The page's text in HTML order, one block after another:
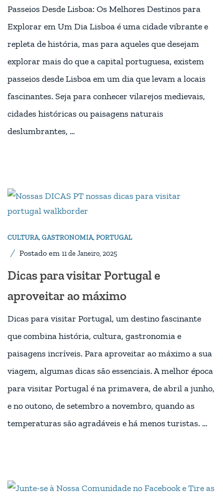
Passeios Desde Lisboa: Os Melhores Destinos para
Explorar em Um Dia Lisboa é uma cidade vibrante e
repleta de história, mas para aqueles que desejam
explorar mais do que a capital portuguesa, existem
passeios desde Lisboa em um dia que levam a locais
fascinantes. Seja para conhecer vilarejos medievais,
cidades históricas ou paisagens naturais
deslumbrantes, …
CULTURA,GASTRONOMIA,PORTUGAL
Postado em 11 de Janeiro, 2025
Dicas para visitar Portugal e
aproveitar ao máximo
Dicas para visitar Portugal, um destino fascinante
que combina história, cultura, gastronomia e
paisagens incríveis. Para aproveitar ao máximo a sua
viagem, algumas dicas são essenciais. A melhor época
para visitar Portugal é na primavera, de abril a junho,
e no outono, de setembro a novembro, quando as
temperaturas são agradáveis e há menos turistas. …